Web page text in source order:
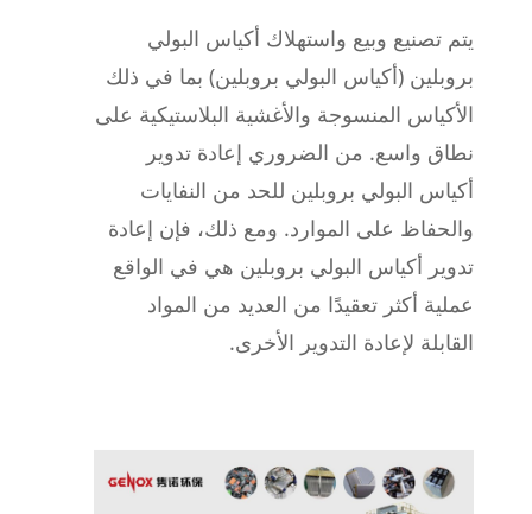
يتم تصنيع وبيع واستهلاك أكياس البولي
بروبلين (أكياس البولي بروبلين) بما في ذلك
الأكياس المنسوجة والأغشية البلاستيكية على
نطاق واسع. من الضروري إعادة تدوير
أكياس البولي بروبلين للحد من النفايات
والحفاظ على الموارد. ومع ذلك، فإن إعادة
تدوير أكياس البولي بروبلين هي في الواقع
عملية أكثر تعقيدًا من العديد من المواد
القابلة لإعادة التدوير الأخرى.